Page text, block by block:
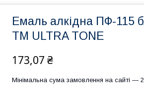
Емаль алкідна ПФ-115
ТМ ULTRA TONE
173,07 ₴
Мінімальна сума замовлення на сайті —